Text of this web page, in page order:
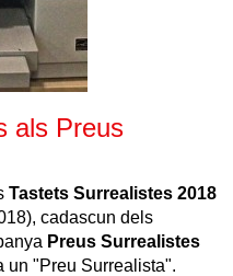
als Preus
Tastets Surrealistes 2018
cadascun dels
Preus Surrealistes
un "Preu Surrealista".